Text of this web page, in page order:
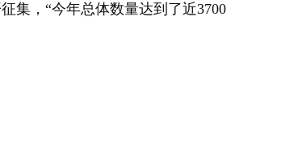
集，“今年总体数量达到了近3700